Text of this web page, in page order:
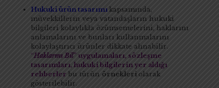
Hukuki ürün tasarımıkapsamında,
müvekkillerin veya vatandaşların hukuki
bilgileri kolaylıkla özümsemelerini, haklarını
anlamalarını ve bunları kullanmalarını
kolaylaştırıcı ürünler dikkate alınabilir.
“Haklarını Bil” uygulamaları, sözleşme
tasarımları, hukuki bilgilerin yer aldığı
rehberler bu türün örnekleriolarak
gösterilebilir.